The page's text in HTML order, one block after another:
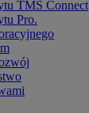
TMS Connect
Pro.